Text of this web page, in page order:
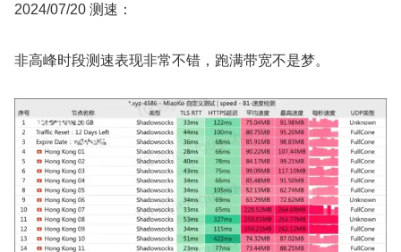
2024/07/20 测速：
非高峰时段测速表现非常不错，跑满带宽不是梦。